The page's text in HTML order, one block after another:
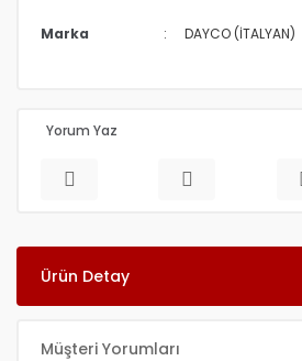
Marka DAYCO (İTALYAN)
Yorum Yaz
Ürün Detay
Müşteri Yorumları